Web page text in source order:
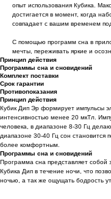
опыт использования Кубика.
достигается в момент, когда
совпадает с вашим временем
С помощью программ сна в
мечты, переживать яркие и
Принцип действия
Программы сна и сновидений
Комплект поставки
Срок гарантии
Противопоказания
Принцип действия
Кубик Дип Эр формирует импульсы
интенсивностью менее 20 мкТл.
человека, в диапазоне 8-30 Гц
диапазоне 30-40 Гц сон становится
более комфортным.
Программы сна и сновидений
Программа сна представляет собой
Кубика Дип в течение ночи, что
ночью, а так же ощущать бодрость